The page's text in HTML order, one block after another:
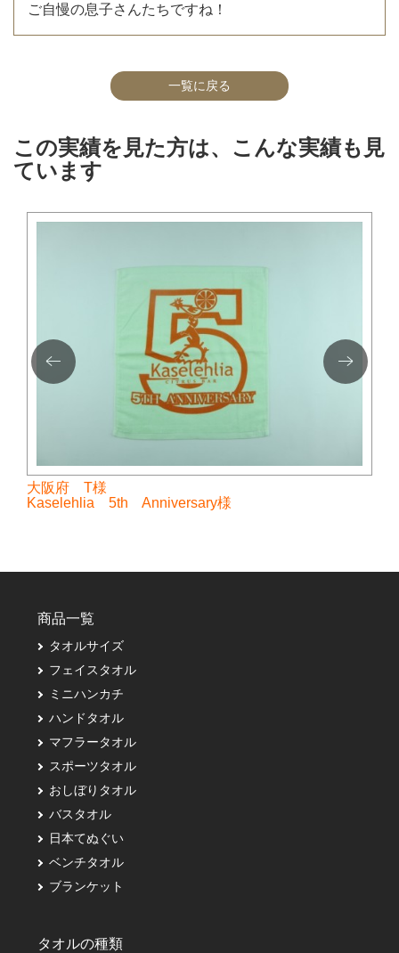
ご自慢の息子さんたちですね！
一覧に戻る
この実績を見た方は、こんな実績も見
ています
大阪府 T様
Kaselehlia 5th Anniversary様
商品一覧
タオルサイズ
フェイスタオル
ミニハンカチ
ハンドタオル
マフラータオル
スポーツタオル
おしぼりタオル
バスタオル
日本てぬぐい
ベンチタオル
ブランケット
タオルの種類